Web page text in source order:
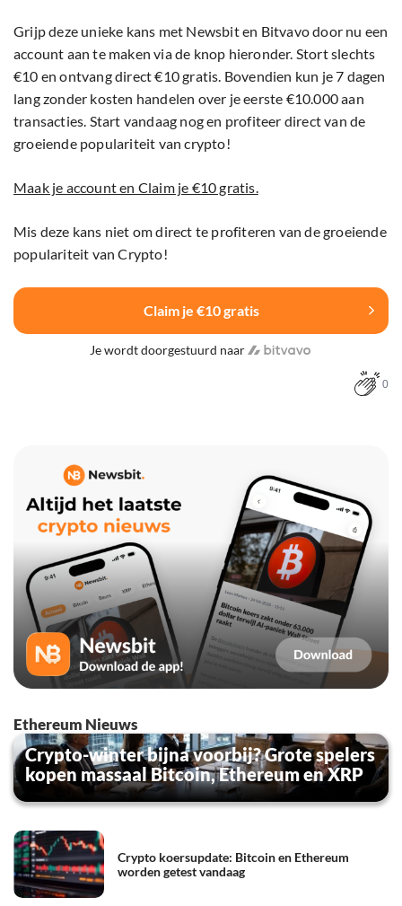
Grijp deze unieke kans met Newsbit en Bitvavo door nu een
account aan te maken via de knop hieronder. Stort slechts
€10 en ontvang direct €10 gratis. Bovendien kun je 7 dagen
lang zonder kosten handelen over je eerste €10.000 aan
transacties. Start vandaag nog en profiteer direct van de
groeiende populariteit van crypto!
Maak je account en Claim je €10 gratis.
Mis deze kans niet om direct te profiteren van de groeiende
populariteit van Crypto!
Claim je €10 gratis
Je wordt doorgestuurd naar
0
Ethereum Nieuws
Crypto-winter bijna voorbij? Grote spelers
kopen massaal Bitcoin, Ethereum en XRP
Crypto koersupdate: Bitcoin en Ethereum
worden getest vandaag